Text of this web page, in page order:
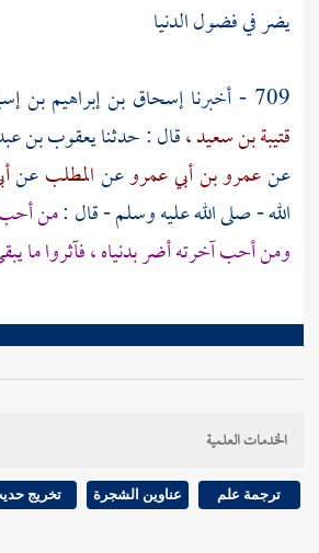
يضر في فضول الدنيا
709 - أخبرنا
إسحاق بن إبراهيم بن
قتيبة بن سعيد ،قال : حدثنايعقوب بن
عنعمرو بن أبي عمروعنالمطلبعن
الله - صلى الله عليه وسلم - قال :من أحب
ومن أحب آخرته أضر بدنياه ، فآثروا ما
الخدمات العلمية
ترجمة علم عناوين الشجرة تخريج